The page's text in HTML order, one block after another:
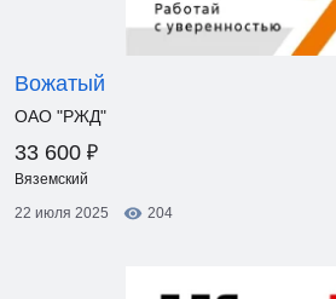
Вожатый
ОАО "РЖД"
33 600 ₽
Вяземский
22 июля 2025
204